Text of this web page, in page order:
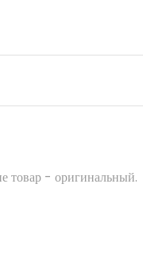
товар - оригинальный.